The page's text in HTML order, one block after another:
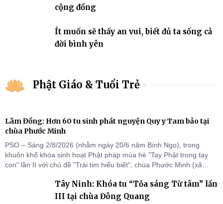
cộng đồng
Ít muốn sẽ thấy an vui, biết đủ ta sống cả
đời bình yên
Phật Giáo & Tuổi Trẻ
Lâm Đồng: Hơn 60 tu sinh phát nguyện Quy y Tam bảo tại
chùa Phước Minh
PSO – Sáng 2/8/2026 (nhằm ngày 20/6 năm Bính Ngọ), trong
khuôn khổ khóa sinh hoạt Phật pháp mùa hè "Tay Phật trong tay
con" lần II với chủ đề "Trái tim hiểu biết", chùa Phước Minh (xã
cho hơn 60 tu sinh.Tây Ninh: Khóa tu “Tỏa sáng Từ tâm” lần
III tại chùa Đông Quang